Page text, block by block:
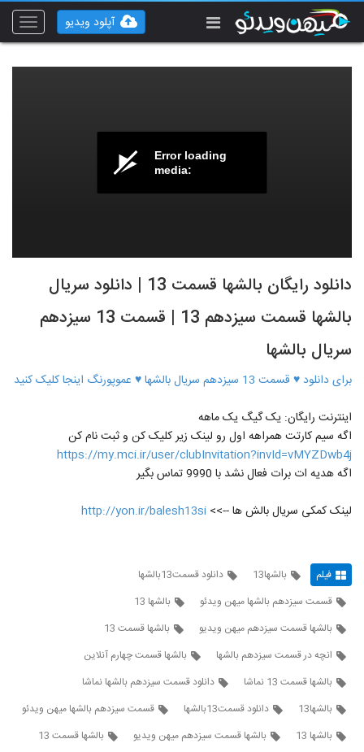
Toggle
آپلود ویدیو
Error loading
media:
دانلود رایگان بالشها قسمت 13 | دانلود سریال
بالشها قسمت سیزدهم 13 | قسمت 13 سیزدهم
سریال بالشها
برای دانلود ♥ قسمت 13 سیزدهم سریال بالشها ♥ عموپورنگ اینجا کلیک کنید
اینترنت رایگان: یک گیگ یک ماهه
اگه سیم کارتت همراهه اول رو لینک زیر کلیک کن و ثبت نام کن
https://my.mci.ir/user/clubInvitation?invId=vMYZDwb4j
اگه هدیه ات برات فعال نشد با 9990 تماس بگیر
لینک کمکی سریال بالش ها -->> http://yon.ir/balesh13si
فیلم بالشها13
دانلود قسمت13بالشها
قسمت سیزدهم بالشها میهن ویدئو
بالشها 13
بالشها قسمت سیزدهم میهن ویدیو
بالشها قسمت 13
انچه در قسمت سیزدهم بالشها
بالشها قسمت چهارم آنلاین
بالشها قسمت 13 نماشا
دانلود قسمت سیزدهم بالشها نماشا
بالشها13
دانلود قسمت13بالشها
قسمت سیزدهم بالشها میهن ویدئو
بالشها 13
بالشها قسمت سیزدهم میهن ویدیو
بالشها قسمت 13